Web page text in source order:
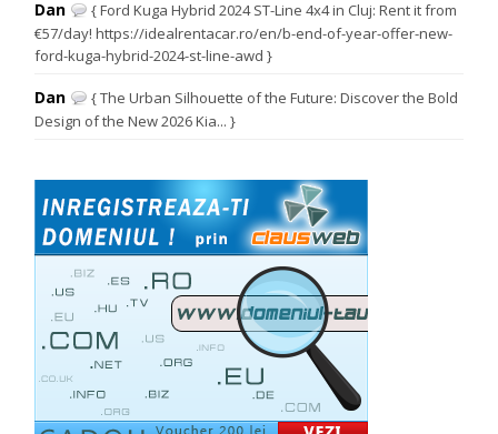
Dan
{ Ford Kuga Hybrid 2024 ST-Line 4x4 in Cluj: Rent it from
€57/day! https://idealrentacar.ro/en/b-end-of-year-offer-new-
ford-kuga-hybrid-2024-st-line-awd }
Dan
{ The Urban Silhouette of the Future: Discover the Bold
Design of the New 2026 Kia... }